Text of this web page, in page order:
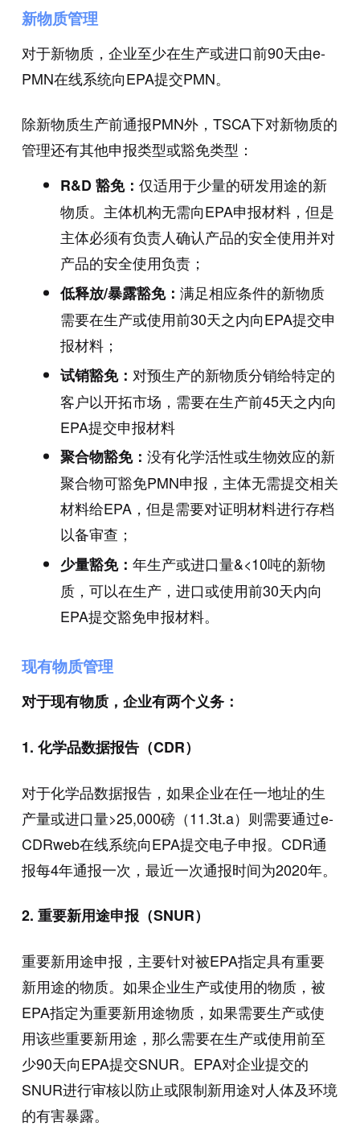
新物质管理
对于新物质，企业至少在生产或进口前90天由e-
PMN在线系统向EPA提交PMN。
除新物质生产前通报PMN外，TSCA下对新物质的
管理还有其他申报类型或豁免类型：
R&D 豁免： 仅适用于少量的研发用途的新
物质。主体机构无需向EPA申报材料，但是
主体必须有负责人确认产品的安全使用并对
产品的安全使用负责；
低释放/暴露豁免： 满足相应条件的新物质
需要在生产或使用前30天之内向EPA提交申
报材料；
试销豁免： 对预生产的新物质分销给特定的
客户以开拓市场，需要在生产前45天之内向
EPA提交申报材料
聚合物豁免： 没有化学活性或生物效应的新
聚合物可豁免PMN申报，主体无需提交相关
材料给EPA，但是需要对证明材料进行存档
以备审查；
少量豁免： 年生产或进口量&<10吨的新物
质，可以在生产，进口或使用前30天内向
EPA提交豁免申报材料。
现有物质管理
对于现有物质，企业有两个义务：
1. 化学品数据报告（CDR）
对于化学品数据报告，如果企业在任一地址的生
产量或进口量>25,000磅（11.3t.a）则需要通过e-
CDRweb在线系统向EPA提交电子申报。CDR通
报每4年通报一次，最近一次通报时间为2020年。
2. 重要新用途申报（SNUR）
重要新用途申报，主要针对被EPA指定具有重要
新用途的物质。如果企业生产或使用的物质，被
EPA指定为重要新用途物质，如果需要生产或使
用该些重要新用途，那么需要在生产或使用前至
少90天向EPA提交SNUR。EPA对企业提交的
SNUR进行审核以防止或限制新用途对人体及环境
的有害暴露。